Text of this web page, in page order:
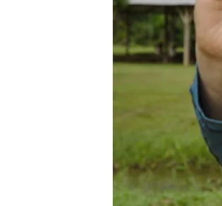
Compartir
Kike
cada
Para el
que ver